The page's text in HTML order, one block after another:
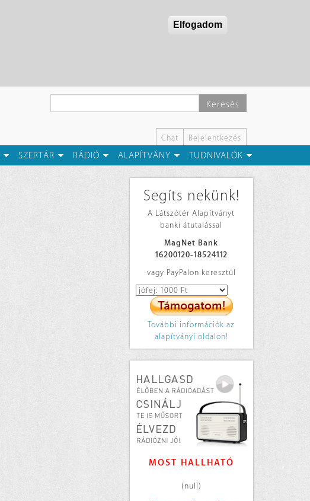
Elfogadom
Keresés
Chat Bejelentkezés
SZERTÁR RÁDIÓ ALAPÍTVÁNY TUDNIVALÓK
Segíts nekünk!
A Látszótér Alapítványt
banki átutalással
MagNet Bank
16200120-18524112
vagy PayPalon keresztül
További információk az
alapítványi oldalon!
MOST HALLHATÓ
(null)